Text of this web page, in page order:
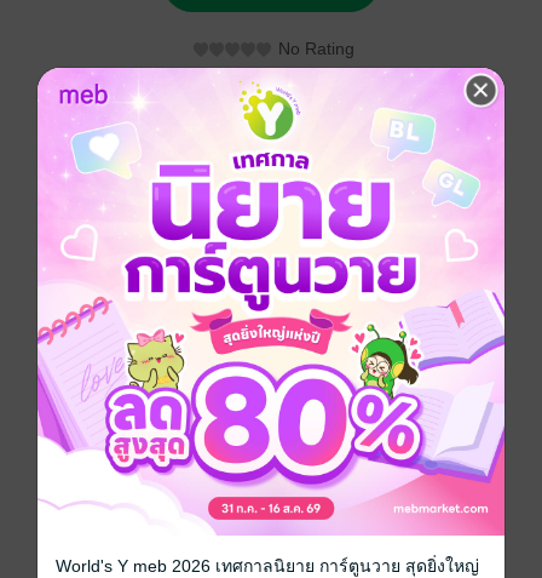
No Rating
อยากได้ ซื้อเป็นของขวัญ ติดตาม แชร์
“เมืองในหมอก ดอกไม้งาม ใต้สุดสยาม เมืองงามชายแดน”
คำขวัญประจำ อ.เบตง จ.ยะลา สวัสดีค่ะ วันนี้บันทึกการ
เดินทางของป้า (Travel journal) จะพาไปผจญภัยเข้าป่า
ฝ่าดง ปีนเขา ไปชมทะเลหมอก 360 องศา บนยอดเขาฆูนุง
ซีลีปัต ซึ่งจัดเป็น 1 ใน 40 ภูเขา ที่มีจุดชมวิวทะเลหมอกที่
นักชมทะเลหมอกต้องไปพิชิตแห่งหนึ่งในประเทศไทย อยู่ที่
อ.เบตง จ.ยะลา ฟิตร่างกายให้พร้อมนะคะ ถ้าพร้อมแล้ว
ไปกันเลยค่ะ
ท่องเที่ยว
World's Y meb 2026 เทศกาลนิยาย การ์ตูนวาย สุดยิ่งใหญ่